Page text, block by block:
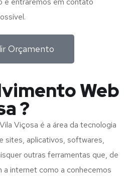
Orçamento
Web
?
Viçosa é a área da tecnologia
sites, aplicativos, softwares,
outras ferramentas que, de
internet como a conhecemos